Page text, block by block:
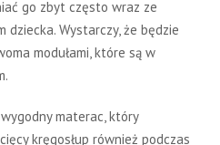
go zbyt często wraz ze
dziecka. Wystarczy, że będzie
modułami, które są w
materac, który
kręgosłup również podczas